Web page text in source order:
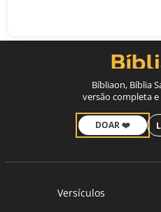
Bíbliaon, Bíblia
versão completa
DOAR ❤️
Versículos